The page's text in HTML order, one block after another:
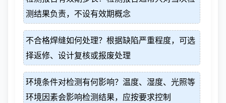
测结果负责，不设有效期概念
不合格焊缝如何处理？根据缺陷严重程度，可选
择返修、设计复核或报废处理
环境条件对检测有何影响？温度、湿度、光照等
环境因素会影响检测结果，应按要求控制